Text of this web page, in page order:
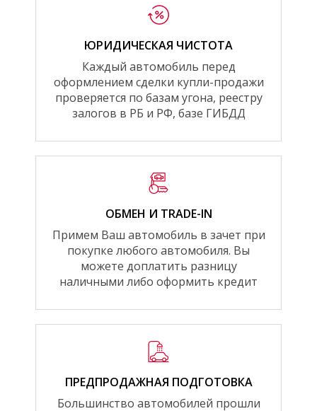
ЮРИДИЧЕСКАЯ ЧИСТОТА
Каждый автомобиль перед
оформлением сделки купли-продажи
проверяется по базам угона, реестру
залогов в РБ и РФ, базе ГИБДД
ОБМЕН И TRADE-IN
Примем Ваш автомобиль в зачет при
покупке любого автомобиля. Вы
можете доплатить разницу
наличными либо оформить кредит
ПРЕДПРОДАЖНАЯ ПОДГОТОВКА
Большинство автомобилей прошли